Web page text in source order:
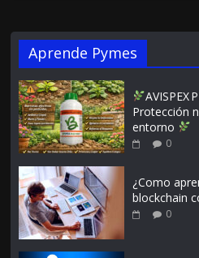
Aprende Pymes
AVISPEX
Protección
entorno
0
¿Como
blockchain
0